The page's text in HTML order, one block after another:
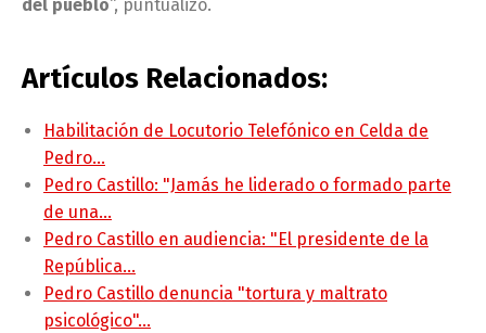
del pueblo“, puntualizó.
Artículos Relacionados:
Habilitación de Locutorio Telefónico en Celda de
Pedro…
Pedro Castillo: "Jamás he liderado o formado parte
de una…
Pedro Castillo en audiencia: "El presidente de la
República…
Pedro Castillo denuncia "tortura y maltrato
psicológico"…